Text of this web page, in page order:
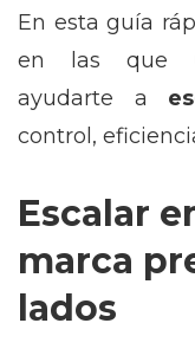
En esta guía
en las que
ayudarte a
control,
Escalar
marca
lados